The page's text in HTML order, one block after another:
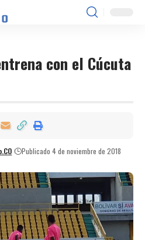
con el Cúcuta
Publicado 4 de noviembre de 2018